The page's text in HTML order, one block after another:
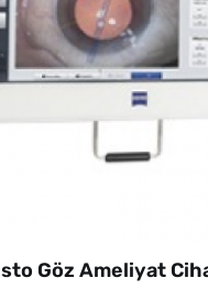
Göz Ameliyat